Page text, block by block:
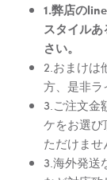
1.弊店の
スタイル
さい。
2.おまけは
方、是非ラ
3.ご注文金
ケをお選び
ただけませ
3.海外発送